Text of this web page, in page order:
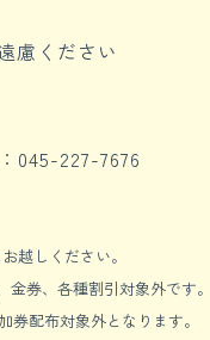
慮ください
045-227-7676
越しください。
券、各種割引対象外です。
券配布対象外となります。